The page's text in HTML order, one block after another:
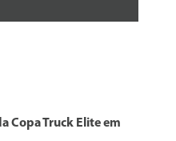
Copa Truck Elite em